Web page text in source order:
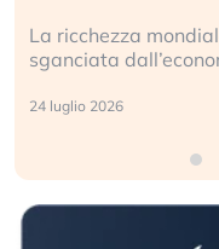
La ricchezza
sganciata
24 luglio 2026